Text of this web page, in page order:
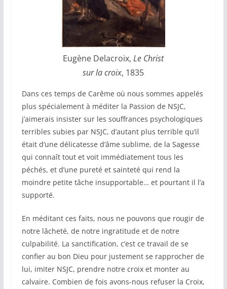
Eugène Delacroix,Le Christ
sur la croix, 1835
Dans ces temps de Carême où nous sommes appelés
plus spécialement à méditer la Passion de NSJC,
j’aimerais insister sur les souffrances psychologiques
terribles subies par NSJC, d’autant plus terrible qu’il
était d’une délicatesse d’âme sublime, de la Sagesse
qui connaît tout et voit immédiatement tous les
péchés, et d’une pureté et sainteté qui rend la
moindre petite tâche insupportable… et pourtant il l’a
supporté.
En méditant ces faits, nous ne pouvons que rougir de
notre lâcheté, de notre ingratitude et de notre
culpabilité. La sanctification, c’est ce travail de se
confier au bon Dieu pour justement se rapprocher de
lui, imiter NSJC, prendre notre croix et monter au
calvaire. Combien de fois avons-nous refuser la Croix,